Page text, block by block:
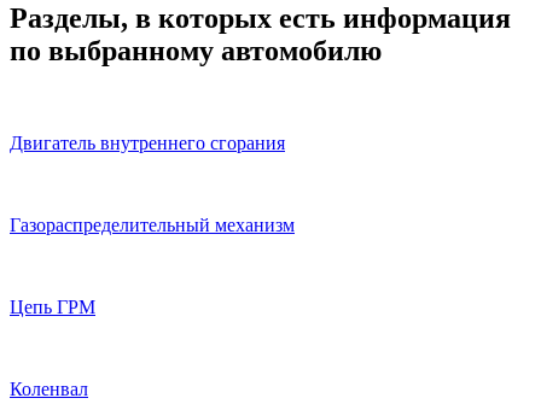
Разделы, в которых есть информация
по выбранному автомобилю
Двигатель внутреннего сгорания
Газораспределительный механизм
Цепь ГРМ
Коленвал